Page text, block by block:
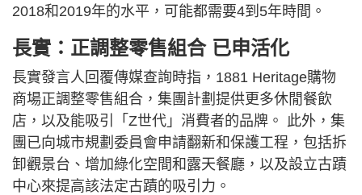
2018和2019年的水平，可能都需要4到5年時間。
長實：正調整零售組合 已申活化
長實發言人回覆傳媒查詢時指，1881 Heritage購物
商場正調整零售組合，集團計劃提供更多休閒餐飲
店，以及能吸引「Z世代」消費者的品牌。 此外，集
團已向城市規劃委員會申請翻新和保護工程，包括拆
卸觀景台、增加綠化空間和露天餐廳，以及設立古蹟
中心來提高該法定古蹟的吸引力。